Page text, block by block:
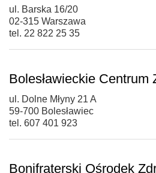
ul. Barska 16/20
02-315 Warszawa
tel. 22 822 25 35
Bolesławieckie Centrum
ul. Dolne Młyny 21 A
59-700 Bolesławiec
tel. 607 401 923
Bonifraterski Ośrodek